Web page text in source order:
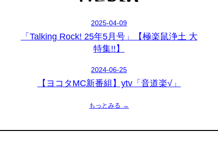
2025-04-09
「Talking Rock! 25年5月号」【極楽鼠浄土 大
特集!!】
2024-06-25
【ヨコタMC新番組】ytv「音道楽√」
もっとみる →